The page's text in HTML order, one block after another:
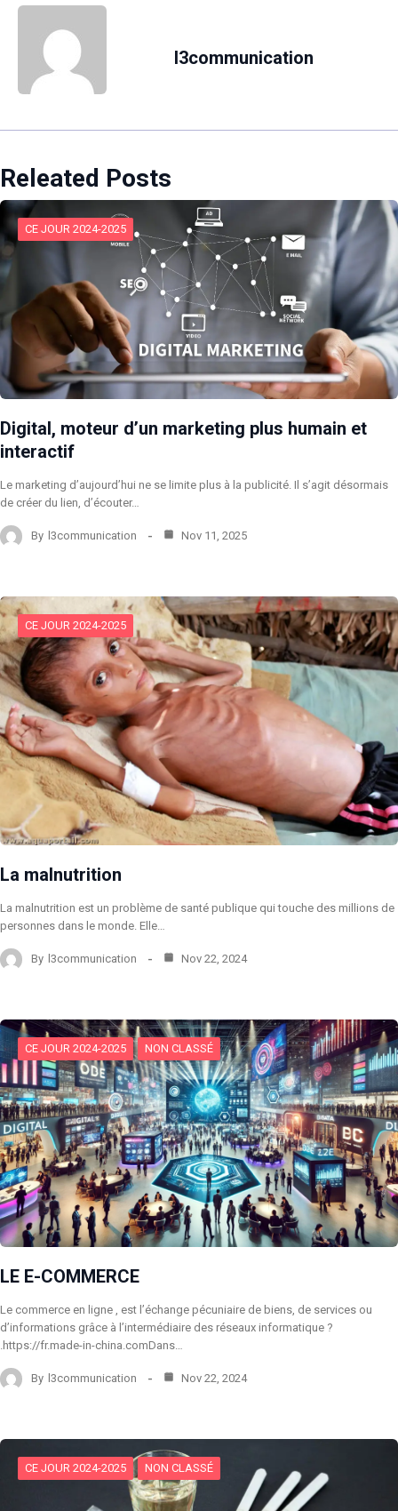
l3communication
Releated Posts
CE JOUR 2024-2025
Digital, moteur d’un marketing plus humain et
interactif
Le marketing d’aujourd’hui ne se limite plus à la publicité. Il s’agit désormais
de créer du lien, d’écouter…
By l3communication Nov 11, 2025
CE JOUR 2024-2025
La malnutrition
La malnutrition est un problème de santé publique qui touche des millions de
personnes dans le monde. Elle…
By l3communication Nov 22, 2024
CE JOUR 2024-2025 NON CLASSÉ
LE E-COMMERCE
Le commerce en ligne , est l’échange pécuniaire de biens, de services ou
d’informations grâce à l’intermédiaire des réseaux informatique ?
.https://fr.made-in-china.comDans…
By l3communication Nov 22, 2024
CE JOUR 2024-2025 NON CLASSÉ